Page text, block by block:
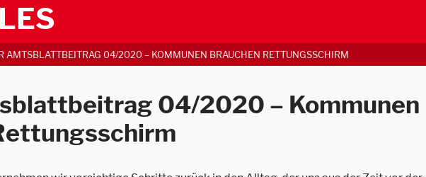
AMTSBLATTBEITRAG 04/2020 – KOMMUNEN BRAUCHEN RETTUNGSSCHIRM
04/2020 – Kommunen